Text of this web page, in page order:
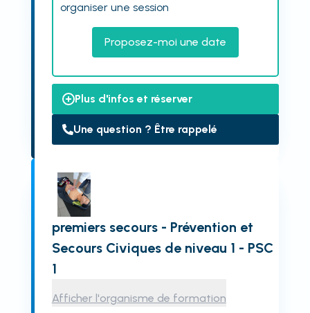
organiser une session
Proposez-moi une date
Plus d'infos et réserver
Une question ? Être rappelé
premiers secours - Prévention et
Secours Civiques de niveau 1 - PSC
1
Afficher l'organisme de formation